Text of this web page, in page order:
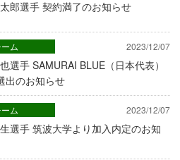
郎選手 契約満了のお知らせ
2023/12/07
選手 SAMURAI BLUE（日本代表）
出のお知らせ
ム
2023/12/07
選手 筑波大学より加入内定のお知
ム